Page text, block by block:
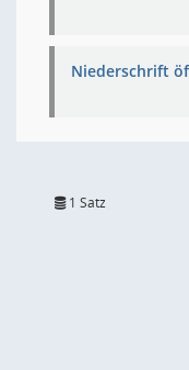
Niederschrift
1 Satz